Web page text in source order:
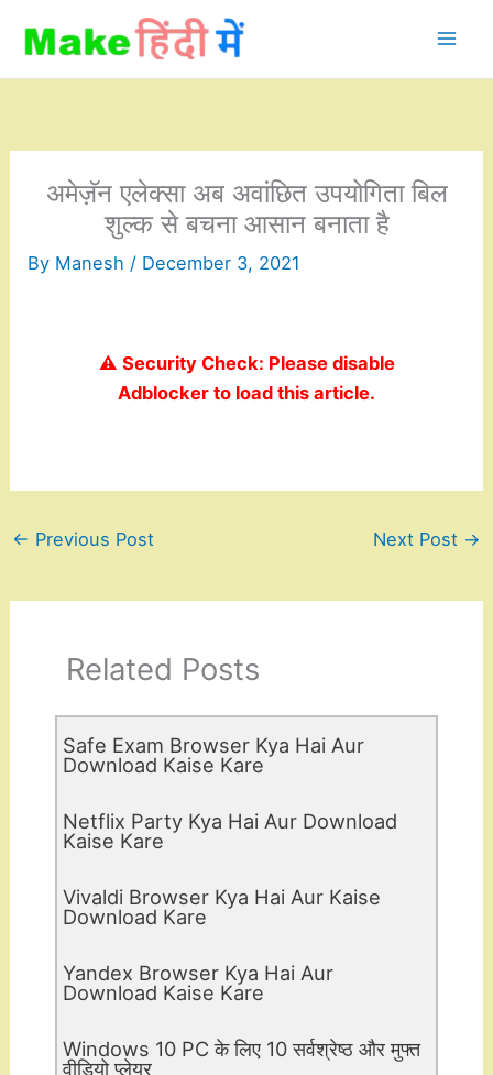
content
अमेज़ॅन एलेक्सा अब अवांछित उपयोगिता बिल
शुल्क से बचना आसान बनाता है
By Manesh / December 3, 2021
⚠️ Security Check: Please disable
Adblocker to load this article.
← Previous Post Next Post →
Related Posts
Safe Exam Browser Kya Hai Aur
Download Kaise Kare
Netflix Party Kya Hai Aur Download
Kaise Kare
Vivaldi Browser Kya Hai Aur Kaise
Download Kare
Yandex Browser Kya Hai Aur
Download Kaise Kare
Windows 10 PC के लिए 10 सर्वश्रेष्ठ और मुफ्त
वीडियो प्लेयर